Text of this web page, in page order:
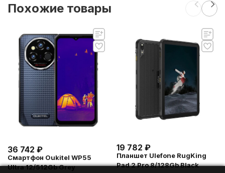
Похожие товары
36 742 ₽
Смартфон Oukitel WP55
Ultra 12/512Gb Grey
19 782 ₽
Планшет Ulefone RugKing
Pad 2 Pro 8/128Gb Black